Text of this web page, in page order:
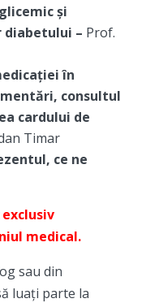
și
– Prof.
în
consultul
cardului de
Timar
ce ne
medical.
sau din
luați parte la